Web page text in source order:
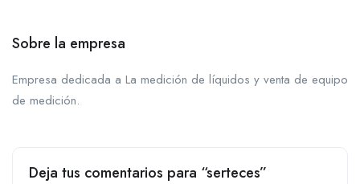
Sobre la empresa
Empresa dedicada a La medición de líquidos y venta de equipo
de medición.
Deja tus comentarios para “serteces”